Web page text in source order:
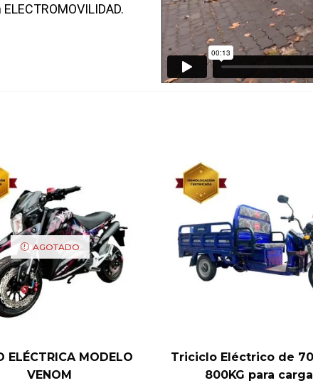
AGOTADO
ELÉCTRICA MODELO
VENOM
Triciclo Eléctrico de
800KG para carga